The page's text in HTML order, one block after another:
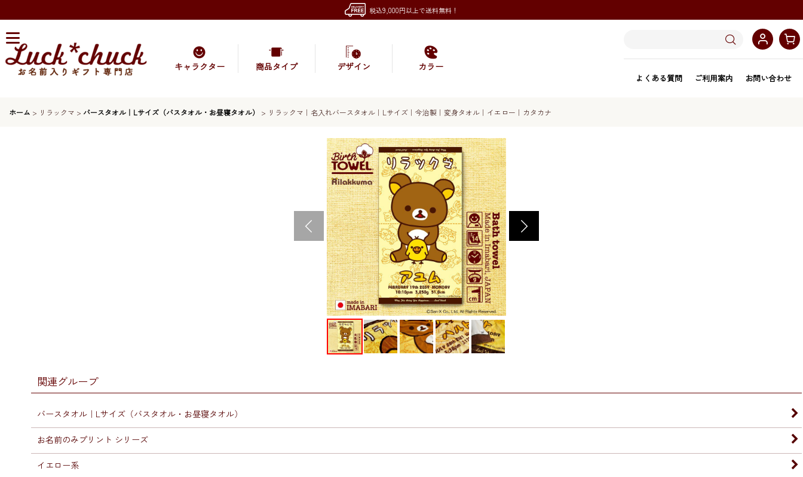
税込9,000円以上で送料無料！
よくある質問 ご利用案内 お問い合わせ
キャラクター 商品タイプ デザイン カラー
ホーム > リラックマ > バースタオル｜Lサイズ（バスタオル・お昼寝タオル） > リラックマ｜名入れバースタオル｜Lサイズ｜今治製｜変身タオル｜イエロー｜カタカナ
関連グループ
バースタオル｜Lサイズ（バスタオル・お昼寝タオル）
お名前のみプリント シリーズ
イエロー系